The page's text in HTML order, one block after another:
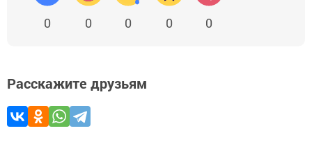
0 0 0 0 0
Расскажите друзьям